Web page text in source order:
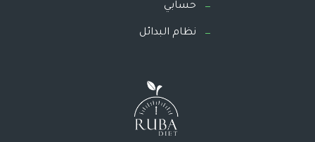
حسابي
نظام البدائل